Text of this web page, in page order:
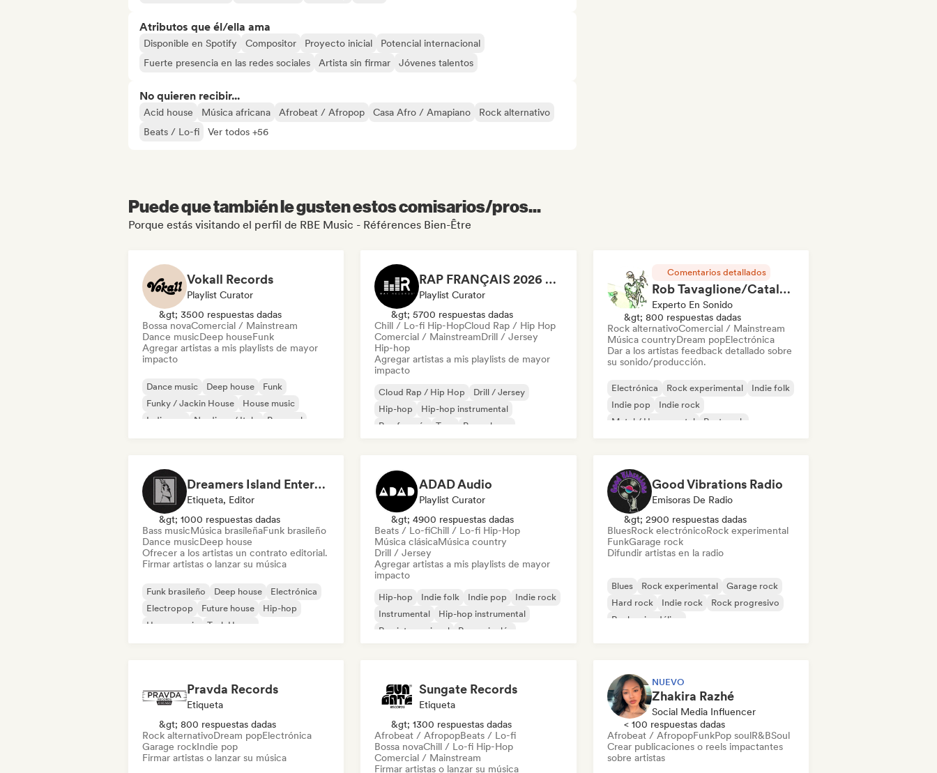
Atributos que él/ella ama
Disponible en Spotify Compositor Proyecto inicial
Potencial internacional
Fuerte presencia en las redes sociales
Artista sin firmar Jóvenes talentos
No quieren recibir...
Acid house Música africana Afrobeat / Afropop Casa Afro / Amapiano
Rock alternativo
Beats / Lo-fi
Ver todos +56
Puede que también le gusten estos comisarios/pros...
Porque estás visitando el perfil de RBE Music - Références Bien-Être
Vokall Records
Playlist Curator
&gt; 3500 respuestas dadas
Bossa novaComercial / Mainstream
Dance musicDeep houseFunk
Agregar artistas a mis playlists de mayor
impacto
Dance music Deep house
Funk
Funky / Jackin House
House music
Indie pop
Nu-disco / Italo Pop soul
RAP FRANÇAIS 2026 🔥🇫🇷 (Way Records)
Playlist Curator
&gt; 5700 respuestas dadas
Chill / Lo-fi Hip-HopCloud Rap / Hip Hop
Comercial / MainstreamDrill / Jersey
Hip-hop
Agregar artistas a mis playlists de mayor
impacto
Cloud Rap / Hip Hop
Drill / Jersey
Hip-hop
Hip-hop instrumental
Rap francés
Trap
Pop urbano
Comentarios detallados
Rob Tavaglione/Catalyst Recording
Experto En Sonido
&gt; 800 respuestas dadas
Rock alternativoComercial / Mainstream
Música countryDream popElectrónica
Dar a los artistas feedback detallado sobre
su sonido/producción.
Electrónica Rock experimental
Indie folk
Indie pop
Indie rock
Metal / Heavy metal
Post punk
Dreamers Island Entertainment
Etiqueta, Editor
&gt; 1000 respuestas dadas
Bass musicMúsica brasileñaFunk brasileño
Dance musicDeep house
Ofrecer a los artistas un contrato editorial.
Firmar artistas o lanzar su música
Funk brasileño Deep house
Electrónica
Electropop
Future house
Hip-hop
House music
Tech House
ADAD Audio
Playlist Curator
&gt; 4900 respuestas dadas
Beats / Lo-fiChill / Lo-fi Hip-Hop
Música clásicaMúsica country
Drill / Jersey
Agregar artistas a mis playlists de mayor
impacto
Hip-hop Indie folk Indie pop
Indie rock
Instrumental
Hip-hop instrumental
Rap internacional
Rap en inglés
Good Vibrations Radio
Emisoras De Radio
&gt; 2900 respuestas dadas
BluesRock electrónicoRock experimental
FunkGarage rock
Difundir artistas en la radio
Blues Rock experimental
Garage rock
Hard rock
Indie rock
Rock progresivo
Rock psicodélico
Pravda Records
Etiqueta
&gt; 800 respuestas dadas
Rock alternativoDream popElectrónica
Garage rockIndie pop
Firmar artistas o lanzar su música
Sungate Records
Etiqueta
&gt; 1300 respuestas dadas
Afrobeat / AfropopBeats / Lo-fi
Bossa novaChill / Lo-fi Hip-Hop
Comercial / Mainstream
Firmar artistas o lanzar su música
NUEVO
Zhakira Razhé
Social Media Influencer
< 100 respuestas dadas
Afrobeat / AfropopFunkPop soulR&BSoul
Crear publicaciones o reels impactantes
sobre artistas